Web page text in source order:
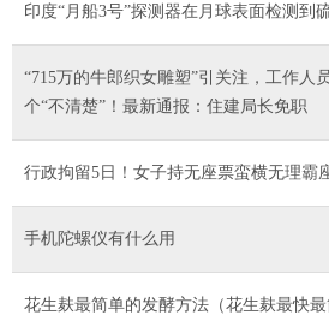
印度“月船3号”探测器在月球表面检测到
“715万的牛郎织女雕塑”引关注，工作人
个“不清楚”！最新通报：住建局长免职
行政拘留5日！女子持无座票蛮横无理霸
手机陀螺仪有什么用
花生麸最简单的发酵方法（花生麸最快最